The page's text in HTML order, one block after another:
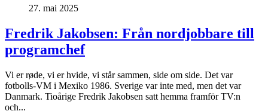
27. mai 2025
Fredrik Jakobsen: Från nordjobbare till
programchef
Vi er røde, vi er hvide, vi står sammen, side om side. Det var
fotbolls-VM i Mexiko 1986. Sverige var inte med, men det var
Danmark. Tioårige Fredrik Jakobsen satt hemma framför TV:n
och...